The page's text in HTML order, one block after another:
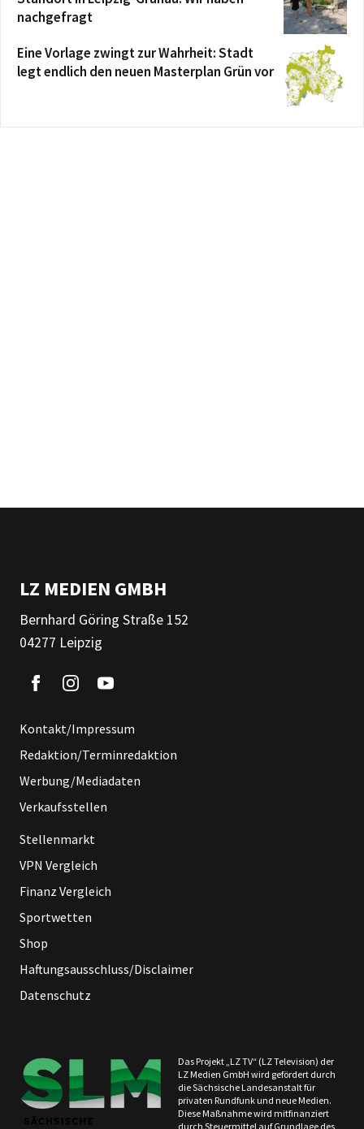
nachgefragt
Eine Vorlage zwingt zur Wahrheit: Stadt
legt endlich den neuen Masterplan Grün vor
LZ MEDIEN GMBH
Bernhard Göring Straße 152
04277 Leipzig
Kontakt/Impressum
Redaktion/Terminredaktion
Werbung/Mediadaten
Verkaufsstellen
Stellenmarkt
VPN Vergleich
Finanz Vergleich
Sportwetten
Shop
Haftungsausschluss/Disclaimer
Datenschutz
Das Projekt „LZ TV“ (LZ Television) der
LZ Medien GmbH wird gefördert durch
die Sächsische Landesanstalt für
privaten Rundfunk und neue Medien.
Diese Maßnahme wird mitfinanziert
durch Steuermittel auf Grundlage des